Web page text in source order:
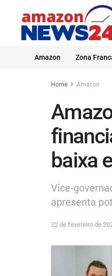
Amazon Zona
Home Amazon
baixa
Vice-
apresenta
22 de fevereiro de